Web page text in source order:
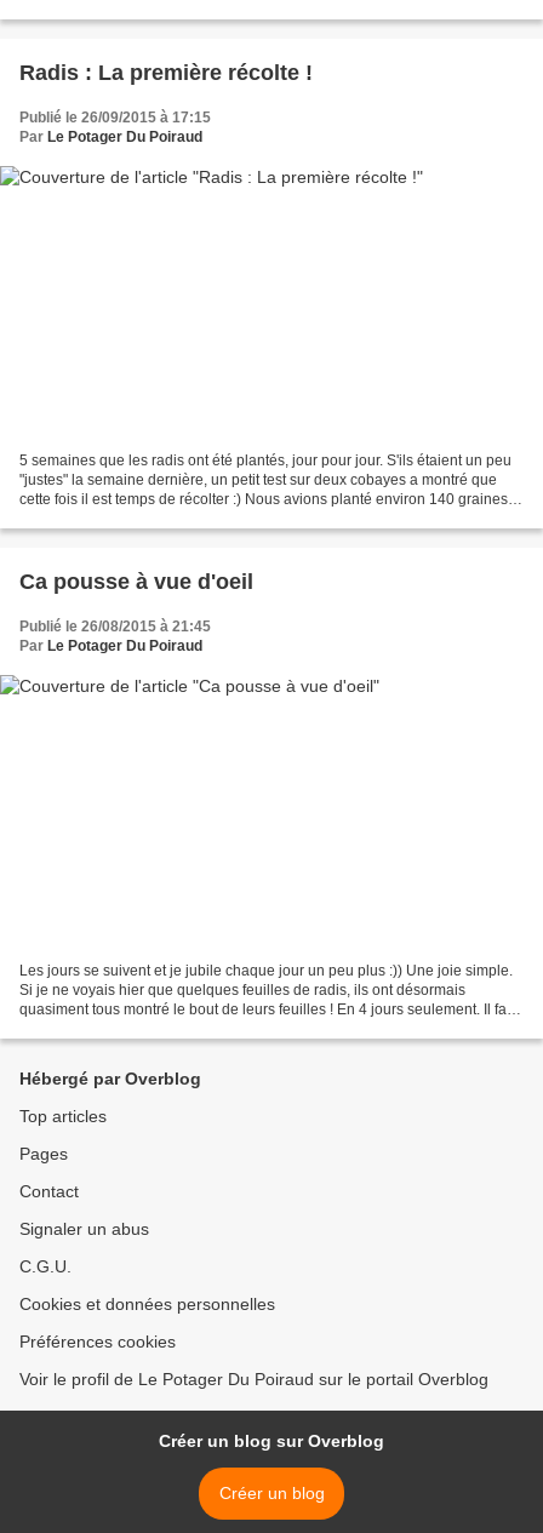
Radis : La première récolte !
Publié le 26/09/2015 à 17:15
Par Le Potager Du Poiraud
5 semaines que les radis ont été plantés, jour pour jour. S'ils étaient un peu
"justes" la semaine dernière, un petit test sur deux cobayes a montré que
cette fois il est temps de récolter :) Nous avions planté environ 140 graines
Ca pousse à vue d'oeil
Publié le 26/08/2015 à 21:45
Par Le Potager Du Poiraud
Les jours se suivent et je jubile chaque jour un peu plus :)) Une joie simple.
Si je ne voyais hier que quelques feuilles de radis, ils ont désormais
quasiment tous montré le bout de leurs feuilles ! En 4 jours seulement. Il faut
Hébergé par Overblog
Top articles
Pages
Contact
Signaler un abus
C.G.U.
Cookies et données personnelles
Préférences cookies
Voir le profil de Le Potager Du Poiraud sur le portail Overblog
Créer un blog sur Overblog
Créer un blog